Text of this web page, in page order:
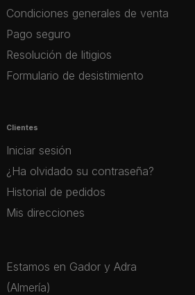
Condiciones generales de venta
Pago seguro
Resolución de litigios
Formulario de desistimiento
Clientes
Iniciar sesión
¿Ha olvidado su contraseña?
Historial de pedidos
Mis direcciones
Estamos en Gador y Adra
(Almería)